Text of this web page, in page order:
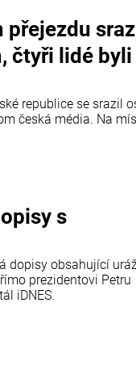
čtyři lidé byli
republice se srazil
česká média. Na
s
dopisy obsahující
prezidentovi Petru
iDNES.